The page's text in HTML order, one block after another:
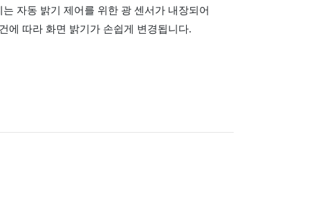
자동 밝기 제어를 위한 광 센서가 내장되어
에 따라 화면 밝기가 손쉽게 변경됩니다.